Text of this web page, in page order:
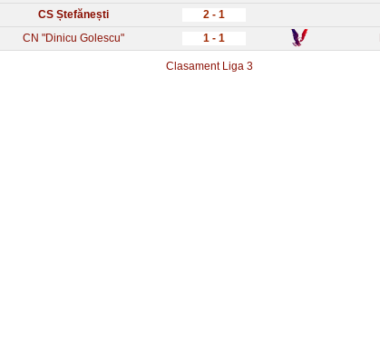
CS Ștefănești 2 - 1
CN "Dinicu Golescu" 1 - 1
Clasament Liga 3